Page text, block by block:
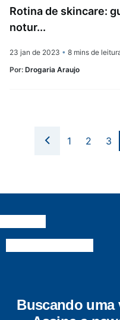
Rotina de skincare:
notur...
23 jan de 2023 • 8 mins de
Por: Drogaria Araujo
1 2 3
Buscando uma